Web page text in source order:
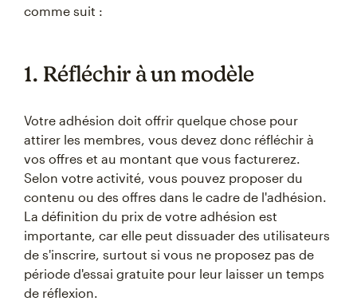
comme suit :
1. Réfléchir à un modèle
Votre adhésion doit offrir quelque chose pour
attirer les membres, vous devez donc réfléchir à
vos offres et au montant que vous facturerez.
Selon votre activité, vous pouvez proposer du
contenu ou des offres dans le cadre de l'adhésion.
La définition du prix de votre adhésion est
importante, car elle peut dissuader des utilisateurs
de s'inscrire, surtout si vous ne proposez pas de
période d'essai gratuite pour leur laisser un temps
de réflexion.